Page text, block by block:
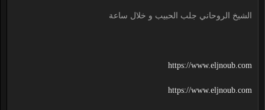
الشيخ الروحاني جلب الحبيب و خلال ساعة
https://www.eljnoub.com
https://www.eljnoub.com